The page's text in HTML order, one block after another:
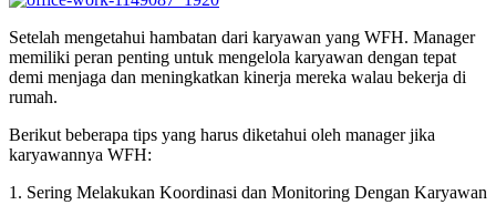
Setelah mengetahui hambatan dari karyawan yang WFH. Manager
memiliki peran penting untuk mengelola karyawan dengan tepat
demi menjaga dan meningkatkan kinerja mereka walau bekerja di
rumah.
Berikut beberapa tips yang harus diketahui oleh manager jika
karyawannya WFH:
1. Sering Melakukan Koordinasi dan Monitoring Dengan Karyawan